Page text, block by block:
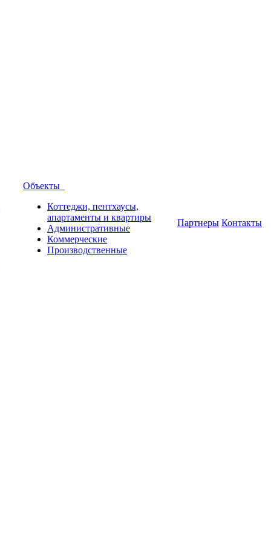
Объекты
Коттеджи, пентхаусы,
апартаменты и квартиры
Административные
Коммерческие
Производственные
Партнеры Контакты